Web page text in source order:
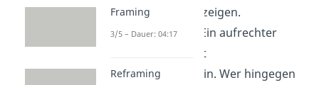
kann Nervosität zeigen.
Körperhaltung:
Ein aufrechter
Stand signalisiert
Selbstbewusstsein. Wer hingegen
Framing
3/5 – Dauer: 04:17
Reframing